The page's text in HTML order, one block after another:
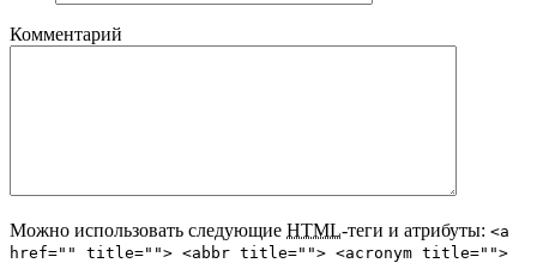
Комментарий
Можно использовать следующие HTML-теги и атрибуты: <a
href="" title=""> <abbr title=""> <acronym title="">